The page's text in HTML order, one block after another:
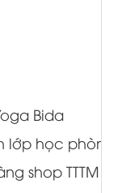
Bida
lớp học phòng
shop TTTM